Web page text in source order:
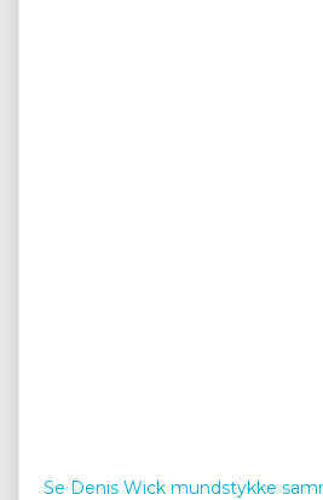
Se Denis Wick mundstykke